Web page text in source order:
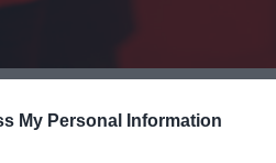
My Personal Information
inicjatywą PFRON mającą